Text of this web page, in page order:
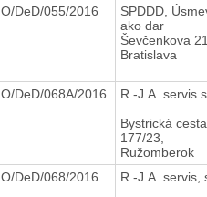
O/DeD/055/2016
SPDDD,
ako dar
Ševčenkova
Bratislava
O/DeD/068A/2016
R.-J.A. servis
Bystrická cesta
177/23,
Ružomberok
O/DeD/068/2016
R.-J.A. servis,